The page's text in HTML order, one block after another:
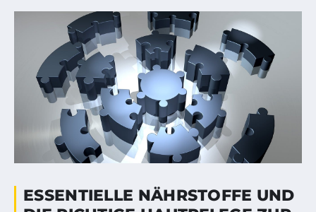
ESSENTIELLE NÄHRSTOFFE UND